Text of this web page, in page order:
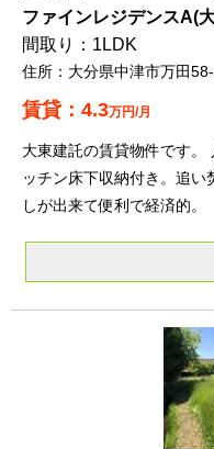
ファインレジデンスA(
1LDK
大分県中津市万田
4.3万円/月
大東建託の賃貸物件です。
ッチン床下収納付き。追
しが出来て便利で経済的。